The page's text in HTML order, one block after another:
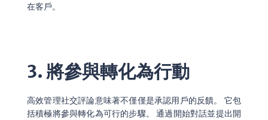
在客戶。
3. 將參與轉化為行動
高效管理社交評論意味著不僅僅是承認用戶的反饋。 它包
括積極將參與轉化為可行的步驟。 通過開始對話並提出開